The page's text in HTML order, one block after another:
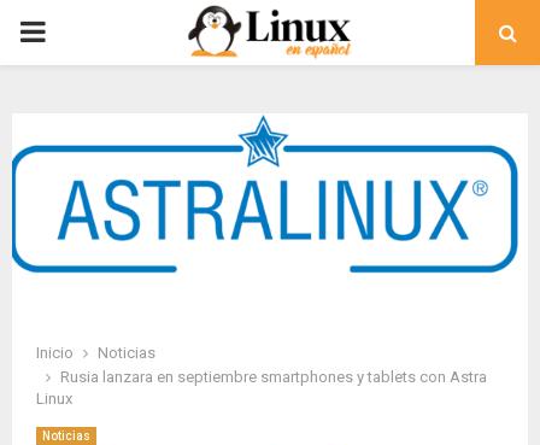
PRIMARY
Inicio
Noticias
Rusia lanzara en septiembre smartphones y tablets con Astra
Linux
Noticias